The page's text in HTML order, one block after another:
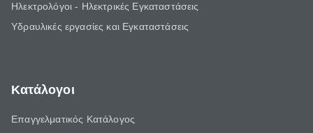
Ηλεκτρολόγοι - Ηλεκτρικές Εγκαταστάσεις
Υδραυλικές εργασίες και Εγκαταστάσεις
Κατάλογοι
Επαγγελματικός Κατάλογος